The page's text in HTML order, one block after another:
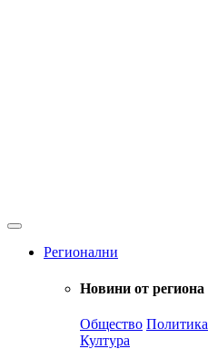
Регионални
Новини от региона
Общество Политика
Култура